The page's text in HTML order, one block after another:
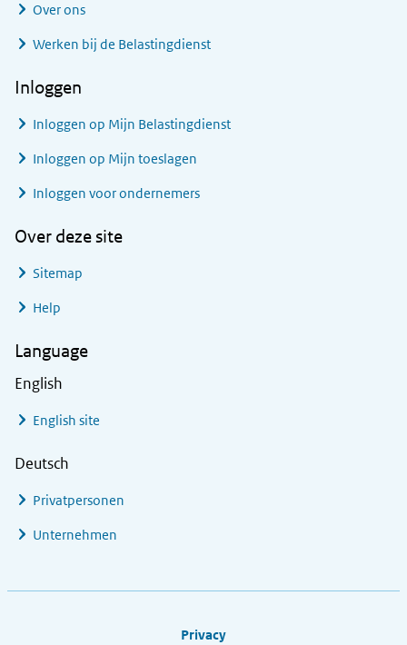
Over ons
Werken bij de Belastingdienst
Inloggen
Inloggen op Mijn Belastingdienst
Inloggen op Mijn toeslagen
Inloggen voor ondernemers
Over deze site
Sitemap
Help
Language
English
English site
Deutsch
Privatpersonen
Unternehmen
Privacy